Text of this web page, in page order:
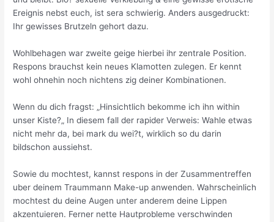
Ereignis nebst euch, ist sera schwierig. Anders ausgedruckt:
Ihr gewisses Brutzeln gehort dazu.
Wohlbehagen war zweite geige hierbei ihr zentrale Position.
Respons brauchst kein neues Klamotten zulegen. Er kennt
wohl ohnehin noch nichtens zig deiner Kombinationen.
Wenn du dich fragst: „Hinsichtlich bekomme ich ihn within
unser Kiste?„ In diesem fall der rapider Verweis: Wahle etwas
nicht mehr da, bei mark du wei?t, wirklich so du darin
bildschon aussiehst.
Sowie du mochtest, kannst respons in der Zusammentreffen
uber deinem Traummann Make-up anwenden. Wahrscheinlich
mochtest du deine Augen unter anderem deine Lippen
akzentuieren. Ferner nette Hautprobleme verschwinden